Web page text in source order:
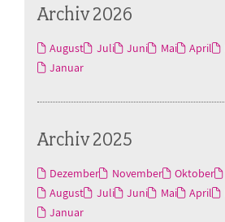
Archiv 2026
August Juli Juni Mai April
Januar
Archiv 2025
Dezember November Oktober
August
Juli Juni Mai April
Januar